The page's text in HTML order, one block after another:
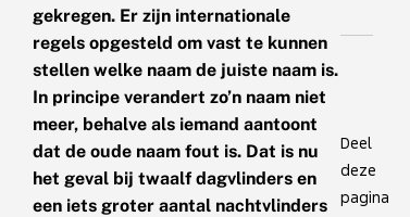
gekregen. Er zijn internationale
regels opgesteld om vast te kunnen
stellen welke naam de juiste naam is.
In principe verandert zo’n naam niet
meer, behalve als iemand aantoont
dat de oude naam fout is. Dat is nu
het geval bij twaalf dagvlinders en
een iets groter aantal nachtvlinders
Deel
deze
pagina